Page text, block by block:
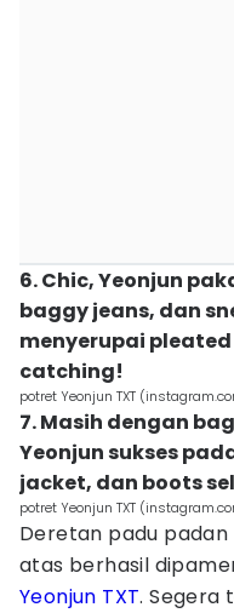
6. Chic, Yeonjun
baggy jeans, dan
menyerupai
catching!
potret Yeonjun TXT
7. Masih dengan
Yeonjun sukses
jacket, dan boots
potret Yeonjun TXT
Deretan padu padan
atas berhasil
Yeonjun TXT. Segera